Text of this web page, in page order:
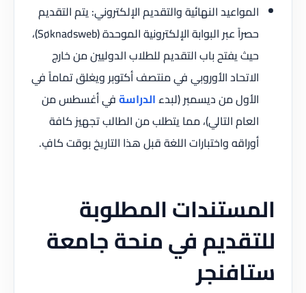
المواعيد النهائية والتقديم الإلكتروني: يتم التقديم
حصراً عبر البوابة الإلكترونية الموحدة (Søknadsweb)،
حيث يفتح باب التقديم للطلاب الدوليين من خارج
الاتحاد الأوروبي في منتصف أكتوبر ويغلق تماماً في
الأول من ديسمبر (لبدءالدراسةفي أغسطس من
العام التالي)، مما يتطلب من الطالب تجهيز كافة
أوراقه واختبارات اللغة قبل هذا التاريخ بوقت كافٍ.
المستندات المطلوبة
للتقديم في منحة جامعة
ستافنجر